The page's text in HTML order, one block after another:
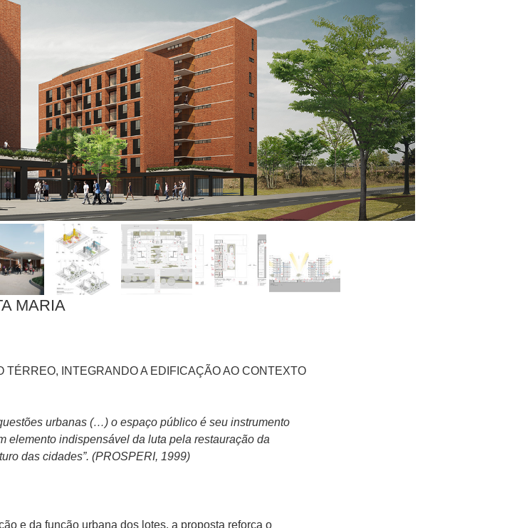
MARIA
INTEGRANDO A EDIFICAÇÃO AO CONTEXTO
urbanas (…) o espaço público é seu instrumento
indispensável da luta pela restauração da
das cidades”. (PROSPERI, 1999)
e da função urbana dos lotes, a proposta reforça o